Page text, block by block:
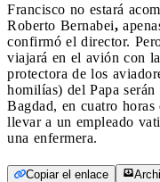
Francisco no estará
Roberto Bernabei,
confirmó el director.
viajará en el avión con
protectora de los
homilías) del Papa
Bagdad, en cuatro horas
llevar a un empleado
una enfermera.
Copiar el enlace